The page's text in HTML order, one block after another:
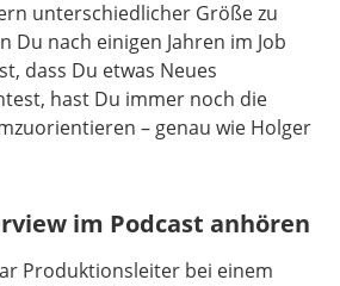
unterschiedlicher Größe zu
Du nach einigen Jahren im Job
dass Du etwas Neues
hast Du immer noch die
– genau wie Holger
im Podcast anhören
Produktionsleiter bei einem